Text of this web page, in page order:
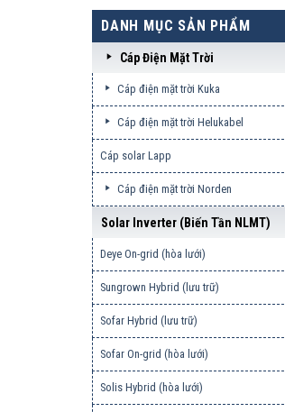
DANH MỤC SẢN PHẨM
Cáp Điện Mặt Trời
Cáp điện mặt trời Kuka
Cáp điện mặt trời Helukabel
Cáp solar Lapp
Cáp điện mặt trời Norden
Solar Inverter (biến Tần NLMT)
Deye On-grid (hòa lưới)
Sungrown Hybrid (lưu trữ)
Sofar Hybrid (lưu trữ)
Sofar On-grid (hòa lưới)
Solis Hybrid (hòa lưới)